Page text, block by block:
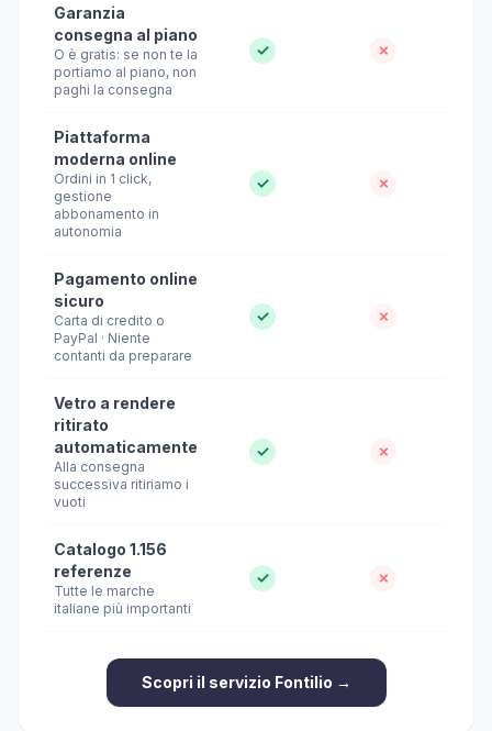
Garanzia
consegna al piano
O è gratis: se non te la
portiamo al piano, non
paghi la consegna
✓ ✗
Piattaforma
moderna online
Ordini in 1 click,
gestione
abbonamento in
autonomia
✓ ✗
Pagamento online
sicuro
Carta di credito o
PayPal · Niente
contanti da preparare
✓ ✗
Vetro a rendere
ritirato
automaticamente
Alla consegna
successiva ritiriamo i
vuoti
✓ ✗
Catalogo 1.156
referenze
Tutte le marche
italiane più importanti
✓ ✗
Scopri il servizio Fontilio →